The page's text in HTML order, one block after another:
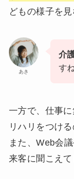
どもの様子を
あき
介
す
一方で、仕事
リハリをつけ
また、Web会
来客に聞こえて